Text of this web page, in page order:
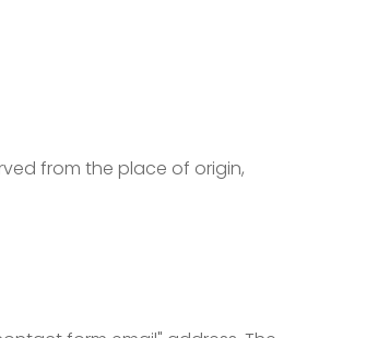
from the place of origin,